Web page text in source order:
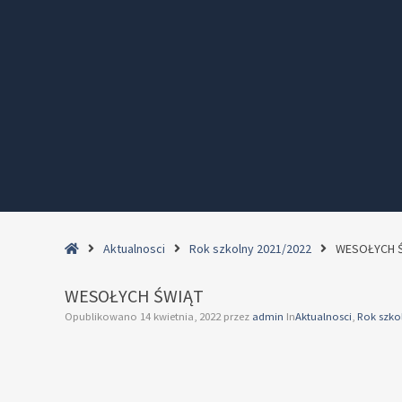
HomeAktualnosci Rok szkolny 2021/2022 WESOŁYCH
WESOŁYCH ŚWIĄT
Opublikowano 14 kwietnia, 2022 przez admin InAktualnosci, Rok